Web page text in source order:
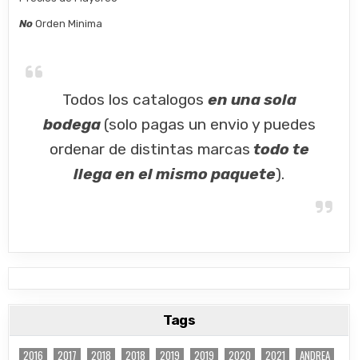
No Orden Minima
Todos los catalogos en una sola
bodega (solo pagas un envio y puedes
ordenar de distintas marcas todo te
llega en el mismo paquete).
Tags
2016 2017 2018 2018 2019 2019 2020 2021
ANDREA